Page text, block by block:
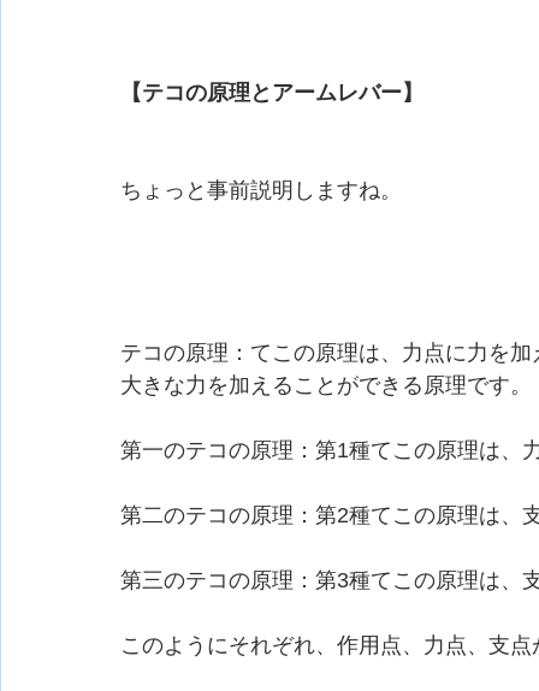
【テコの原理とアームレバー】
ちょっと事前説明しますね。
テコの原理：てこの原理は、力点に力を
大きな力を加えることができる原理です。
第一のテコの原理：第1種てこの原理は、
第二のテコの原理：第2種てこの原理は、
第三のテコの原理：第3種てこの原理は、
このようにそれぞれ、作用点、力点、支